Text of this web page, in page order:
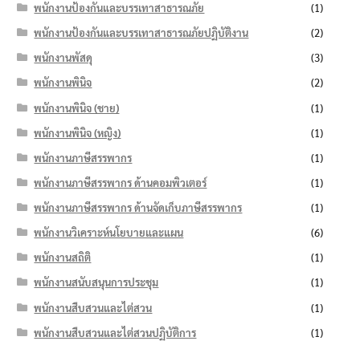
พนักงานป้องกันและบรรเทาสาธารณภัย
(1)
พนักงานป้องกันและบรรเทาสาธารณภัยปฏิบัติงาน
(2)
พนักงานพัสดุ
(3)
พนักงานพินิจ
(2)
พนักงานพินิจ (ชาย)
(1)
พนักงานพินิจ (หญิง)
(1)
พนักงานภาษีสรรพากร
(1)
พนักงานภาษีสรรพากร ด้านคอมพิวเตอร์
(1)
พนักงานภาษีสรรพากร ด้านจัดเก็บภาษีสรรพากร
(1)
พนักงานวิเคราะห์นโยบายและแผน
(6)
พนักงานสถิติ
(1)
พนักงานสนับสนุนการประชุม
(1)
พนักงานสืบสวนและไต่สวน
(1)
พนักงานสืบสวนและไต่สวนปฏิบัติการ
(1)